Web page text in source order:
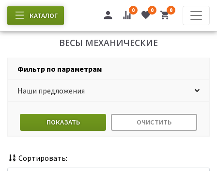
КАТАЛОГ
0 0 0
ВЕСЫ МЕХАНИЧЕСКИЕ
Фильтр по параметрам
Наши предложения
ПОКАЗАТЬ ОЧИСТИТЬ
Сортировать: